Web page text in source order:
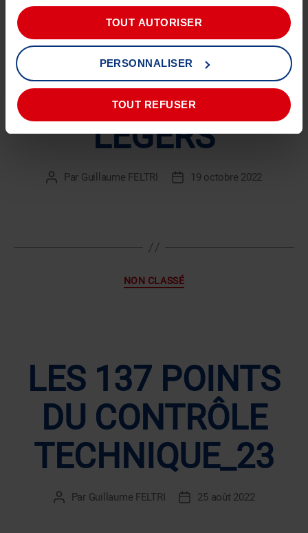
Pour plus d'informations sur les cookies,cliquez-ici.
TOUT AUTORISER
PERSONNALISER
TOUT REFUSER
LES 137 POINTS
DU CONTRÔLE –
VÉHICULES
LÉGERS
Auteur
Par Guillaume FELTRI
Date19 octobre 2022
Catégories
NON CLASSÉ
LES 137 POINTS
DU CONTRÔLE
TECHNIQUE_23
Auteur
Par Guillaume FELTRI
Date25 août 2022